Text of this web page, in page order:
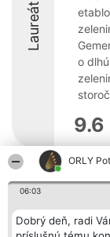
ORLY
06:03
Dobrý deň, radi
Laureáti
o
9.6
Organizátor
Bright Side Solutions sp. z
ul. Ruska 22
Wrocław 50-079